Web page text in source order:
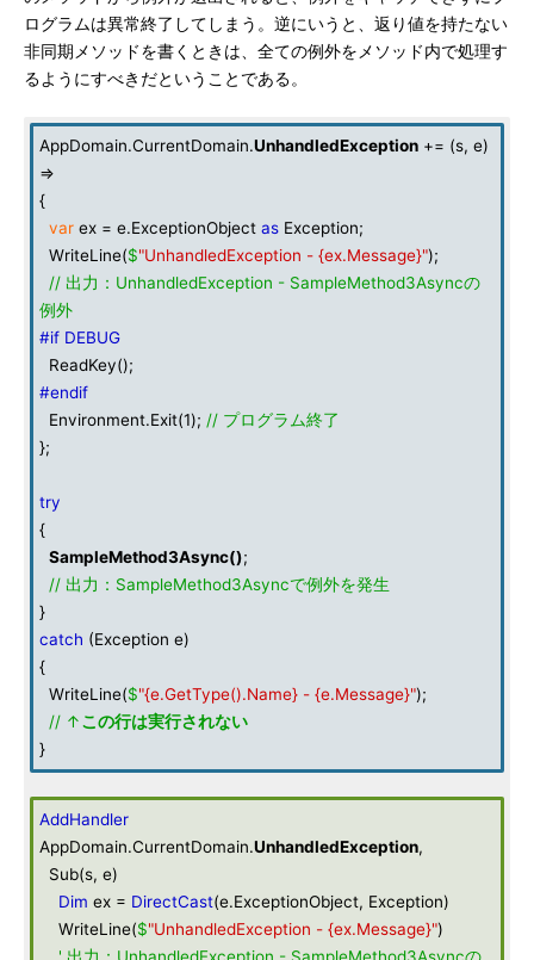
ログラムは異常終了してしまう。逆にいうと、返り値を持たない
非同期メソッドを書くときは、全ての例外をメソッド内で処理す
るようにすべきだということである。
AppDomain.CurrentDomain.UnhandledException += (s, e)
=>
{
var ex = e.ExceptionObject as Exception;
WriteLine($"UnhandledException - {ex.Message}");
// 出力：UnhandledException - SampleMethod3Asyncの
例外
#if DEBUG
ReadKey();
#endif
Environment.Exit(1); // プログラム終了
};
try
{
SampleMethod3Async();
// 出力：SampleMethod3Asyncで例外を発生
}
catch (Exception e)
{
WriteLine($"{e.GetType().Name} - {e.Message}");
// ↑この行は実行されない
}
AddHandler
AppDomain.CurrentDomain.UnhandledException,
Sub(s, e)
Dim ex = DirectCast(e.ExceptionObject, Exception)
WriteLine($"UnhandledException - {ex.Message}")